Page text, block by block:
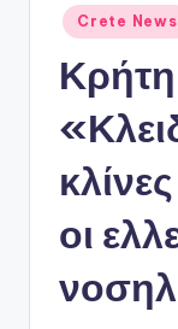
Αναρτήθηκε
σε
Crete News
οι